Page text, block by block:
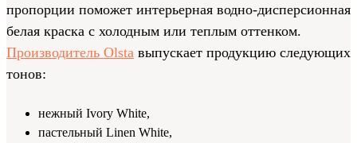
пропорции поможет интерьерная водно-дисперсионная
белая краска с холодным или теплым оттенком.
Производитель Olsta выпускает продукцию следующих
тонов:
нежный Ivory White,
пастельный Linen White,